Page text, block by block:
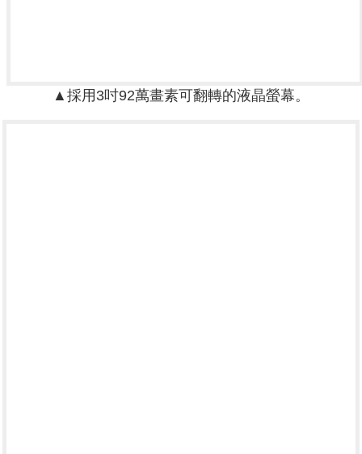
▲採用3吋92萬畫素可翻轉的液晶螢幕。